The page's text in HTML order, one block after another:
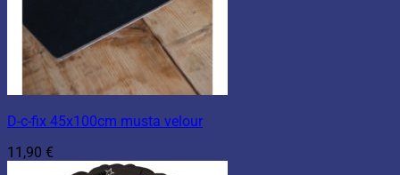
D-c-fix 45x100cm musta velour
11,90 €